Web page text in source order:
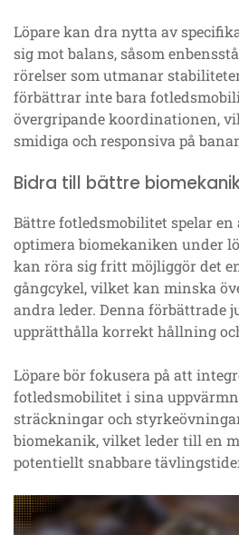
Löpare kan dra nytta av
sig mot balans, såsom
rörelser som utmanar
förbättrar inte bara
övergripande koordinationen,
smidiga och responsiva på
Bidra till bättre
Bättre fotledsmobilitet spelar
optimera biomekaniken under
kan röra sig fritt möjliggör det
gångcykel, vilket kan minska
andra leder. Denna förbättrade
upprätthålla korrekt hållning
Löpare bör fokusera på att
fotledsmobilitet i sina
sträckningar och
biomekanik, vilket leder till en
potentiellt snabbare